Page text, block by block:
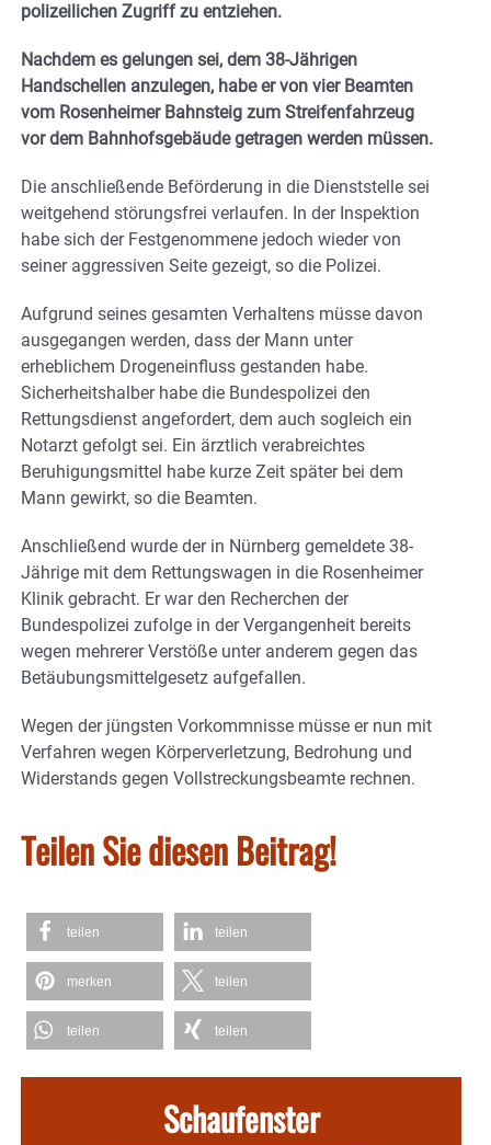
polizeilichen Zugriff zu entziehen.
Nachdem es gelungen sei, dem 38-Jährigen
Handschellen anzulegen, habe er von vier Beamten
vom Rosenheimer Bahnsteig zum Streifenfahrzeug
vor dem Bahnhofsgebäude getragen werden müssen.
Die anschließende Beförderung in die Dienststelle sei
weitgehend störungsfrei verlaufen. In der Inspektion
habe sich der Festgenommene jedoch wieder von
seiner aggressiven Seite gezeigt, so die Polizei.
Aufgrund seines gesamten Verhaltens müsse davon
ausgegangen werden, dass der Mann unter
erheblichem Drogeneinfluss gestanden habe.
Sicherheitshalber habe die Bundespolizei den
Rettungsdienst angefordert, dem auch sogleich ein
Notarzt gefolgt sei. Ein ärztlich verabreichtes
Beruhigungsmittel habe kurze Zeit später bei dem
Mann gewirkt, so die Beamten.
Anschließend wurde der in Nürnberg gemeldete 38-
Jährige mit dem Rettungswagen in die Rosenheimer
Klinik gebracht. Er war den Recherchen der
Bundespolizei zufolge in der Vergangenheit bereits
wegen mehrerer Verstöße unter anderem gegen das
Betäubungsmittelgesetz aufgefallen.
Wegen der jüngsten Vorkommnisse müsse er nun mit
Verfahren wegen Körperverletzung, Bedrohung und
Widerstands gegen Vollstreckungsbeamte rechnen.
Teilen Sie diesen Beitrag!
teilen teilen
merken teilen
teilen teilen
Schaufenster